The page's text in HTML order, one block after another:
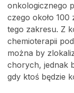
onkologicznego
czego około
tego zakresu. Z
chemioterapii
można by
chorych, jednak
gdy ktoś będzie